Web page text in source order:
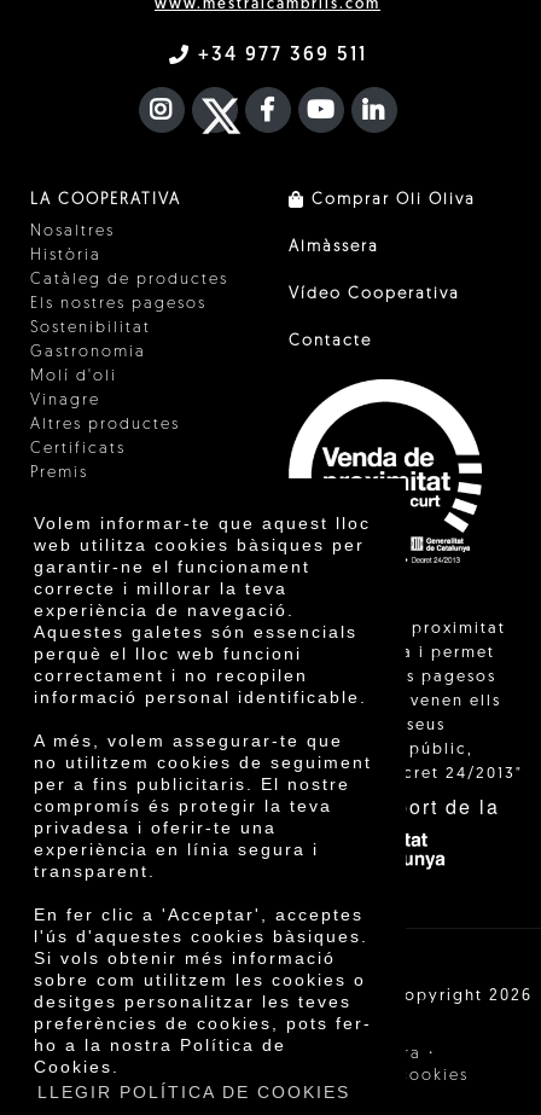
Volem informar-te que aquest lloc
web utilitza cookies bàsiques per
garantir-ne el funcionament
correcte i millorar la teva
experiència de navegació.
Aquestes galetes són essencials
perquè el lloc web funcioni
correctament i no recopilen
informació personal identificable.
A més, volem assegurar-te que
no utilitzem cookies de seguiment
per a fins publicitaris. El nostre
compromís és protegir la teva
privadesa i oferir-te una
experiència en línia segura i
transparent.
En fer clic a 'Acceptar', acceptes
l'ús d'aquestes cookies bàsiques.
Si vols obtenir més informació
sobre com utilitzem les cookies o
desitges personalitzar les teves
preferències de cookies, pots fer-
ho a la nostra Política de
Cookies.
LLEGIR POLÍTICA DE COOKIES
www.mestralcambrils.com
+34 977 369 511
INSTAGRAM
TWITTER
FACEBOOK F
YOUTUBEFA LINKEDIN
LA COOPERATIVA
Nosaltres
Història
Catàleg de productes
Els nostres pagesos
Sostenibilitat
Gastronomia
Molí d'oli
Vinagre
Altres productes
Certificats
Premis
Comprar Oli Oliva
Almàssera
Vídeo Cooperativa
Contacte
"La venda de proximitat
està regulada i permet
identificar els pagesos
catalans que venen ells
mateixos els seus
productes al públic,
segons el Decret 24/2013"
Amb el suport de la
Cooperativa Agrícola de Cambrils SCCL | Copyright 2026
Avís legal · Condicions de compra ·
Política de privacitat Política de cookies